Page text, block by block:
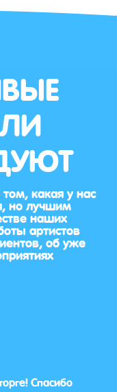
какая у нас
но лучшим
наших
артистов
об уже
Спасибо